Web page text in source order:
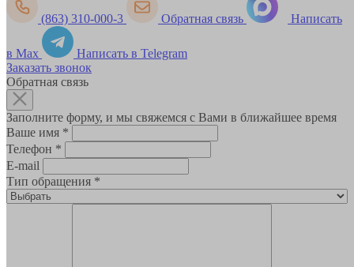
(863) 310-000-3 Обратная связь Написать
в Max
Написать в Telegram
Заказать звонок
Обратная связь
Заполните форму, и мы свяжемся с Вами в ближайшее время
Ваше имя *
Телефон *
E-mail
Тип обращения *